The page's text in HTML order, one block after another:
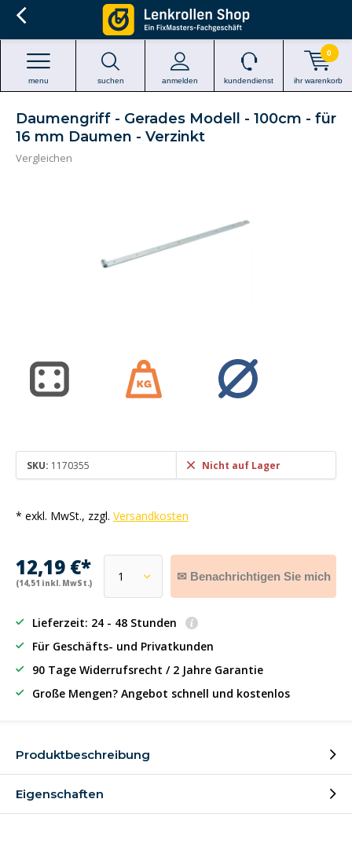
suchen anmelden
menu kundendienst ihr warenkorb
0
Daumengriff - Gerades Modell - 100cm - für
16 mm Daumen - Verzinkt
Vergleichen
SKU: 1170355 Nicht auf Lager
* exkl. MwSt., zzgl. Versandkosten
12,19 €*
(14,51 inkl. MwSt.)
✉ Benachrichtigen Sie mich
Lieferzeit: 24 - 48 Stunden
Für Geschäfts- und Privatkunden
90 Tage Widerrufsrecht / 2 Jahre Garantie
Große Mengen? Angebot schnell und kostenlos
Produktbeschreibung
Eigenschaften